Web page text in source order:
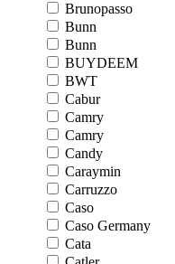
Brunopasso
Bunn
Bunn
BUYDEEM
BWT
Cabur
Camry
Camry
Candy
Caraymin
Carruzzo
Caso
Caso Germany
Cata